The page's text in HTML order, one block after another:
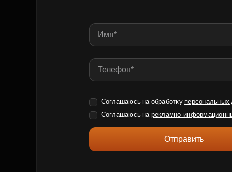
Соглашаюсь на обработку персональных
Соглашаюсь на рекламно-
Отправить